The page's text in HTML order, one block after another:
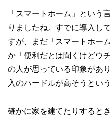
「スマートホーム」という
りましたね。すでに導入し
すが、まだ「スマートホー
か「便利だとは聞くけどウ
の人が思っている印象があ
入のハードルが高そうとい
確かに家を建てたりすると